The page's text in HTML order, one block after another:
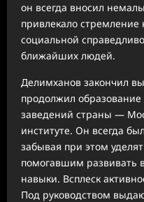
он всегда вносил
привлекало
социальной
ближайших людей.
Делимханов закончил
продолжил
заведений страны —
институте. Он всегда
забывая при этом
помогавшим развивать
навыки. Всплеск
Под руководством